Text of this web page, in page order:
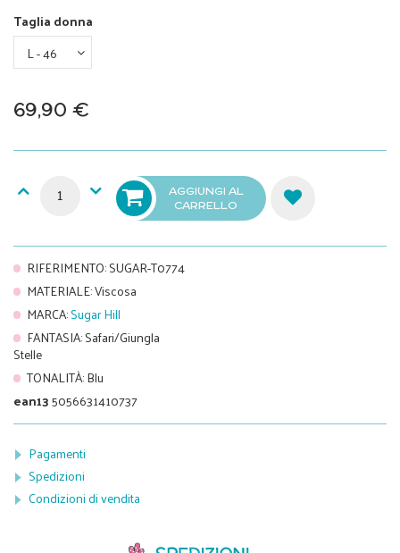
Taglia donna
69,90 €
AGGIUNGI AL
CARRELLO
RIFERIMENTO:SUGAR-T0774
MATERIALE:Viscosa
MARCA:Sugar Hill
FANTASIA:Safari/Giungla
Stelle
TONALITÀ:Blu
ean135056631410737
Pagamenti
Spedizioni
Condizioni di vendita